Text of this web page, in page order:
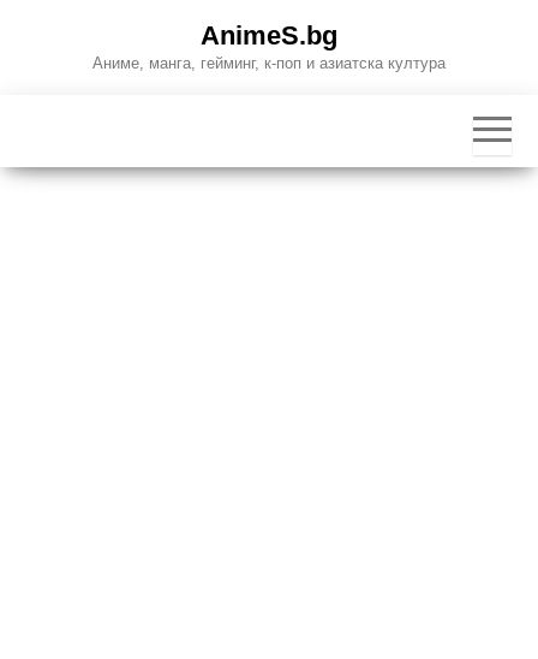
AnimeS.bg
Аниме, манга, гейминг, к-поп и азиатска култура